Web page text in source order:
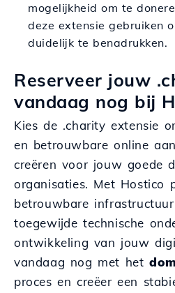
mogelijkheid om te
deze extensie gebruiken
duidelijk te benadrukken.
Reserveer jouw
vandaag nog bij
Kies de .charity extensie
en betrouwbare online
creëren voor jouw goede
organisaties. Met Hostico
betrouwbare
toegewijde technische
ontwikkeling van jouw
vandaag nog met het
proces en creëer een